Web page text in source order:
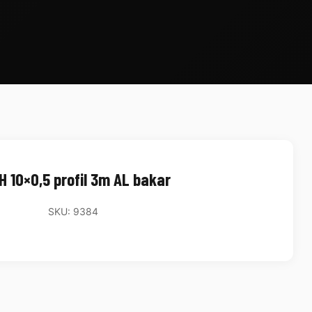
10×0,5 profil 3m AL bakar
SKU: 9384